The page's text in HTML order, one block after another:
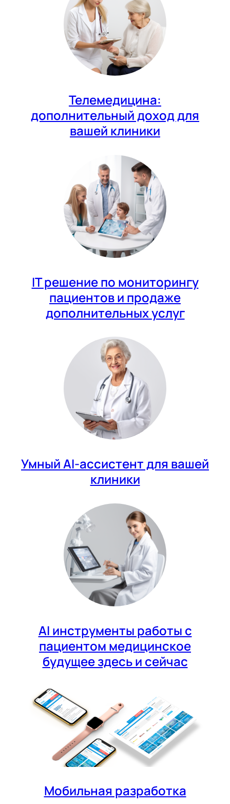
Телемедицина:
дополнительный доход для
вашей клиники
IT решение по мониторингу
пациентов и продаже
дополнительных услуг
Умный AI-ассистент для вашей
клиники
AI инструменты работы с
пациентом медицинское
будущее здесь и сейчас
Мобильная разработка